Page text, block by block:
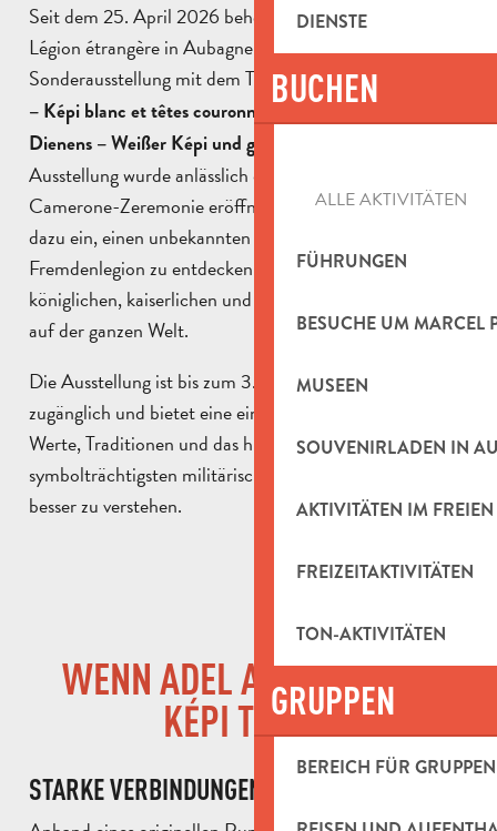
DIENSTE
BUCHEN
ALLE AKTIVITÄTEN
FÜHRUNGEN
BESUCHE UM MARCEL
MUSEEN
SOUVENIRLADEN IN
AKTIVITÄTEN IM FREIEN
FREIZEITAKTIVITÄTEN
TON-AKTIVITÄTEN
GRUPPEN
BEREICH FÜR GRUPPEN
Seit dem 25. April 2026 beherbergt das Musée de la
Légion étrangère in Aubagne eine neue
Sonderausstellung mit dem Titel „La Noblesse de servir
– Képi blanc et têtes couronnées “ (
Dienens – Weißer Képi und gekrönte
Ausstellung wurde anlässlich der traditionellen
Camerone-Zeremonie eröffnet und lädt die Besucher
dazu ein, einen unbekannten Aspekt der Geschichte der
Fremdenlegion zu entdecken: ihre Verbindungen zu
königlichen, kaiserlichen und aristokratischen Familien
auf der ganzen Welt.
Die Ausstellung ist bis zum 3. Januar 2027 kostenlos
zugänglich und bietet eine einzigartige Gelegenheit, die
Werte, Traditionen und das historische Erbe der
symbolträchtigsten militärischen Institution Frankreichs
besser zu verstehen.
WENN ADEL AUF WEISSES K
ÉPI TRIFFT
STARKE VERBINDUNGEN ZU DEN KÖNIGEN